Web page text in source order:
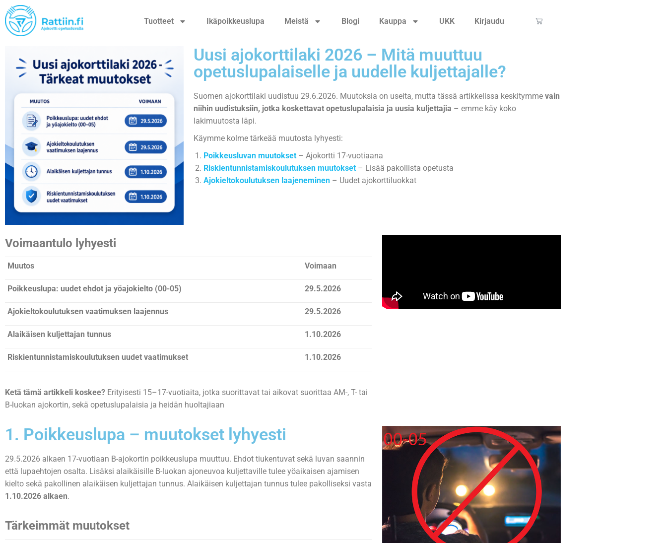
Tuotteet Ikäpoikkeuslupa Meistä Blogi Kauppa UKK Kirjaudu
Uusi ajokorttilaki 2026 – Mitä muuttuu
opetuslupalaiselle ja uudelle kuljettajalle?
Suomen ajokorttilaki uudistuu 29.6.2026. Muutoksia on useita, mutta tässä artikkelissa keskitymme vain
niihin uudistuksiin, jotka koskettavat opetuslupalaisia ja uusia kuljettajia – emme käy koko
lakimuutosta läpi.
Käymme kolme tärkeää muutosta lyhyesti:
Poikkeusluvan muutokset – Ajokortti 17-vuotiaana
Riskientunnistamiskoulutuksen muutokset– Lisää pakollista opetusta
Ajokieltokoulutuksen laajeneminen– Uudet ajokorttiluokkat
Voimaantulo lyhyesti
Muutos Voimaan
Poikkeuslupa: uudet ehdot ja yöajokielto (00-05) 29.5.2026
Ajokieltokoulutuksen vaatimuksen laajennus 29.5.2026
Alaikäisen kuljettajan tunnus 1.10.2026
Riskientunnistamiskoulutuksen uudet vaatimukset 1.10.2026
Ketä tämä artikkeli koskee? Erityisesti 15–17-vuotiaita, jotka suorittavat tai aikovat suorittaa AM-, T- tai
B-luokan ajokortin, sekä opetuslupalaisia ja heidän huoltajiaan
1. Poikkeuslupa – muutokset lyhyesti
29.5.2026 alkaen 17-vuotiaan B-ajokortin poikkeuslupa muuttuu. Ehdot tiukentuvat sekä luvan saannin
että lupaehtojen osalta. Lisäksi alaikäisille B-luokan ajoneuvoa kuljettaville tulee yöaikaisen ajamisen
kielto sekä pakollinen alaikäisen kuljettajan tunnus. Alaikäisen kuljettajan tunnus tulee pakolliseksi vasta
1.10.2026 alkaen.
Tärkeimmät muutokset